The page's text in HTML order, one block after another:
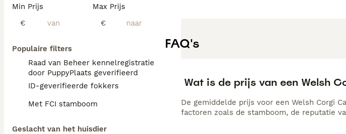
Min Prijs
€
Max Prijs
€
Populaire filters
Raad van Beheer kennelregistratie
door PuppyPlaats geverifieerd
ID-geverifieerde fokkers
Met FCI stamboom
Geslacht van het huisdier
FAQ's
Wat is de prijs van een Welsh
De gemiddelde prijs voor een Welsh Corgi
factoren zoals de stamboom, de reputatie